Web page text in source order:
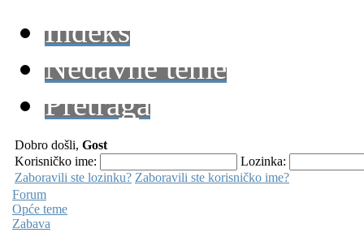
Indeks
Nedavne teme
Pretraga
Dobro došli, Gost
Korisničko ime:
Lozinka:
Zaboravili ste lozinku? Zaboravili ste korisničko ime?
Forum
Opće teme
Zabava